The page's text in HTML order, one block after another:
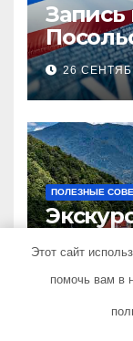
Запись
26
ПОЛЕЗНЫЕ
Этот сайт
помочь вам в